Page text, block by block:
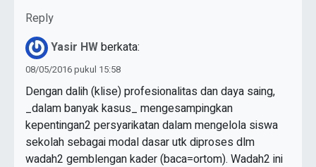
Reply
Yasir HWberkata:
08/05/2016 pukul 15:58
Dengan dalih (klise) profesionalitas dan daya saing,
_dalam banyak kasus_ mengesampingkan
kepentingan2 persyarikatan dalam mengelola siswa
sekolah sebagai modal dasar utk diproses dlm
wadah2 gemblengan kader (baca=ortom). Wadah2 ini